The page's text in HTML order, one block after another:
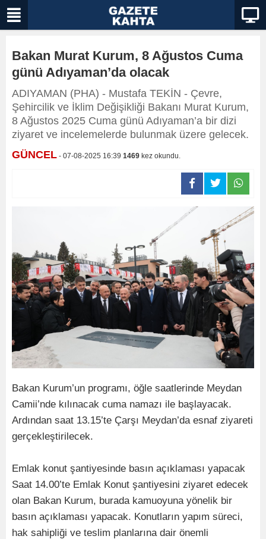
Bakan Murat Kurum, 8 Ağustos Cuma
günü Adıyaman’da olacak
ADIYAMAN (PHA) - Mustafa TEKİN - Çevre,
Şehircilik ve İklim Değişikliği Bakanı Murat Kurum,
8 Ağustos 2025 Cuma günü Adıyaman’a bir dizi
ziyaret ve incelemelerde bulunmak üzere gelecek.
GÜNCEL - 07-08-2025 16:39 1469 kez okundu.
Bakan Kurum’un programı, öğle saatlerinde Meydan
Camii’nde kılınacak cuma namazı ile başlayacak.
Ardından saat 13.15’te Çarşı Meydan’da esnaf ziyareti
gerçekleştirilecek.
Emlak konut şantiyesinde basın açıklaması yapacak
Saat 14.00’te Emlak Konut şantiyesini ziyaret edecek
olan Bakan Kurum, burada kamuoyuna yönelik bir
basın açıklaması yapacak. Konutların yapım süreci,
hak sahipliği ve teslim planlarına dair önemli